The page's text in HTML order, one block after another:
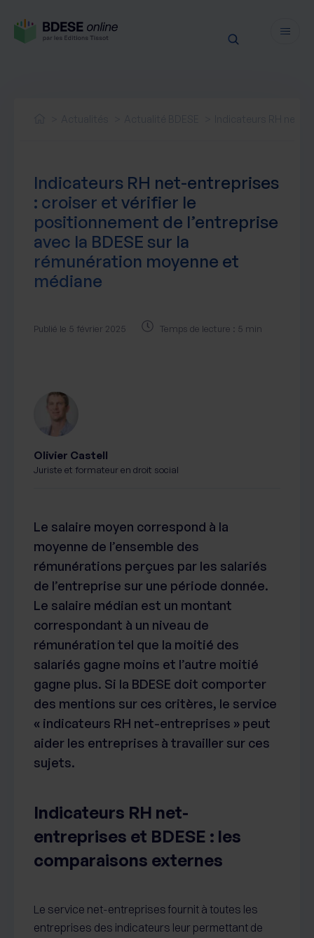
Actualités produit
Notre newsletter
Nos webinaires
Nos livres blancs
Nos accompagnements
Indicateurs RH net-entreprises
: croiser et vérifier le
positionnement de l’entreprise
avec la BDESE sur la
rémunération moyenne et
médiane
Publié le 5 février 2025 Temps de lecture : 5 min
Le salaire moyen correspond à la
moyenne de l’ensemble des
rémunérations perçues par les salariés
de l’entreprise sur une période donnée.
Le salaire médian est un montant
correspondant à un niveau de
rémunération tel que la moitié des
salariés gagne moins et l’autre moitié
gagne plus. Si la BDESE doit comporter
des mentions sur ces critères, le service
« indicateurs RH net-entreprises » peut
aider les entreprises à travailler sur ces
sujets.
Indicateurs RH net-
entreprises et BDESE : les
comparaisons externes
Le service net-entreprises fournit à toutes les
entreprises des indicateurs leur permettant de
Olivier Castell
Juriste et formateur en droit social